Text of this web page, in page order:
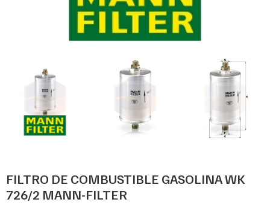
FILTRO DE COMBUSTIBLE GASOLINA WK
726/2 MANN-FILTER